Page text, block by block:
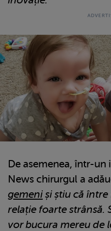
De asemenea, într-un
News chirurgul a
gemeni și știu că
relație foarte strânsă.
vor bucura mereu de